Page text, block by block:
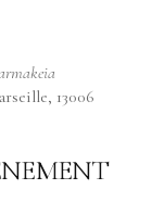
13006